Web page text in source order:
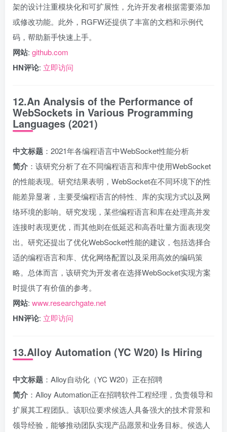
架的设计注重模块化和可扩展性，允许开发者根据需要添加
或修改功能。此外，RGFW还提供了丰富的文档和示例代
码，帮助新手快速上手。
网站: github.com
HN评论: 立即访问
12.An Analysis of the Performance of
WebSockets in Various Programming
Languages (2021)
中文标题 ：2021年各编程语言中WebSocket性能分析
简介 ：该研究分析了在不同编程语言和库中使用WebSocket
的性能表现。研究结果表明，WebSocket在不同环境下的性
能差异显著，主要受编程语言的特性、库的实现方式以及网
络环境的影响。研究发现，某些编程语言和库在处理高并发
连接时表现更优，而其他则在低延迟和高吞吐量方面表现突
出。研究还提出了优化WebSocket性能的建议，包括选择合
适的编程语言和库、优化网络配置以及采用高效的编码策
略。总体而言，该研究为开发者在选择WebSocket实现方案
时提供了有价值的参考。
网站: www.researchgate.net
HN评论: 立即访问
13.Alloy Automation (YC W20) Is Hiring
中文标题 ：Alloy自动化（YC W20）正在招聘
简介 ：Alloy Automation正在招聘软件工程经理，负责领导和
扩展其工程团队。该职位要求候选人具备强大的技术背景和
领导经验，能够推动团队实现产品愿景和业务目标。候选人